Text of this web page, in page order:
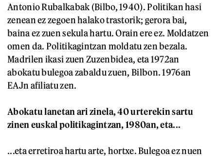
Antonio Rubalkabak (Bilbo, 1940). Politikan hasi
zenean ez zegoen halako trastorik; gerora bai,
baina ez zuen sekula hartu. Orain ere ez. Moldatzen
omen da. Politikagintzan moldatu zen bezala.
Madrilen ikasi zuen Zuzenbidea, eta 1972an
abokatu bulegoa zabaldu zuen, Bilbon. 1976an
EAJn afiliatu zen.
Abokatu lanetan ari zinela, 40 urterekin sartu
zinen euskal politikagintzan, 1980an, eta...
...eta erretiroa hartu arte, hortxe. Bulegoa ez nuen